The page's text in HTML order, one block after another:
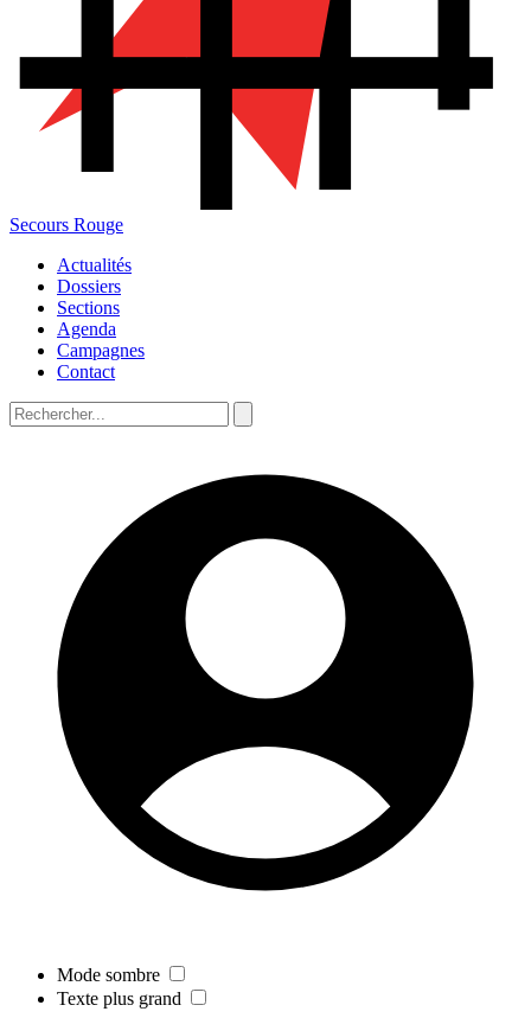
Secours Rouge
Actualités
Dossiers
Sections
Agenda
Campagnes
Contact
Mode sombre
Texte plus grand